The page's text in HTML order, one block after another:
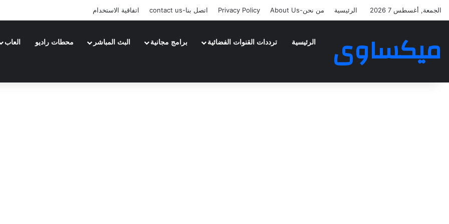
الجمعة, أغسطس 7 2026 الرئيسية من نحن-About Us Privacy Policy اتصل بنا-contact us اتفاقية الاستخدام
ميكساوى الرئيسية ترددات القنوات الفضائية برامج مجانية البث المباشر محطات راديو العاب